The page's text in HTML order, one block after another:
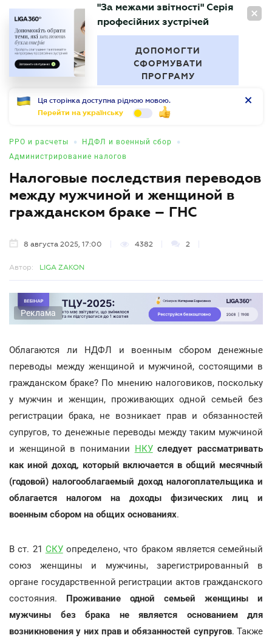
RU
БУХГАЛТЕР
"За межами звітності" Серія
професійних зустрічей
ДОПОМОГТИ
СФОРМУВАТИ
ПРОГРАМУ
Ця сторінка доступна рідною мовою.
Перейти на українську
РРО и расчеты • НДФЛ и военный сбор •
Администрирование налогов
Налоговые последствия переводов
между мужчиной и женщиной в
гражданском браке – ГНС
8 августа 2025, 17:00 4382 2
Автор: LIGA ZAKON
Реклама
Облагаются ли НДФЛ и военным сбором денежные
переводы между женщиной и мужчиной, состоящими в
гражданском браке? По мнению налоговиков, поскольку
у мужчин и женщин, проживающих одной семьей без
регистрации брака, не возникает прав и обязанностей
супругов, то денежные переводы между таким мужчиной
и женщиной в понимании НКУ следует рассматривать
как иной доход, который включается в общий месячный
(годовой) налогооблагаемый доход налогоплательщика и
облагается налогом на доходы физических лиц и
военным сбором на общих основаниях.
В ст. 21 СКУопределено, что браком является семейный
союз женщины и мужчины, зарегистрированный в
органе государственной регистрации актов гражданского
состояния. Проживание одной семьей женщины и
мужчины без брака не является основанием для
возникновения у них прав и обязанностей супругов. Также